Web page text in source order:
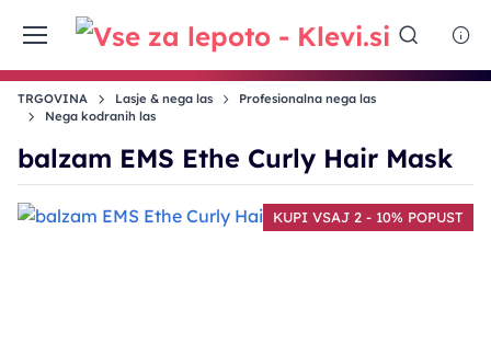
TRGOVINA Lasje & nega las
Profesionalna nega las
Nega kodranih las
balzam EMS Ethe Curly Hair Mask
KUPI VSAJ 2 - 10% POPUST